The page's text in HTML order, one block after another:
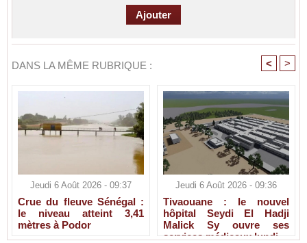
DANS LA MÊME RUBRIQUE : < >
Jeudi 6 Août 2026 - 09:37
Crue du fleuve Sénégal :
le niveau atteint 3,41
mètres à Podor
Jeudi 6 Août 2026 - 09:36
Tivaouane : le nouvel
hôpital Seydi El Hadji
Malick Sy ouvre ses
services médicaux lundi